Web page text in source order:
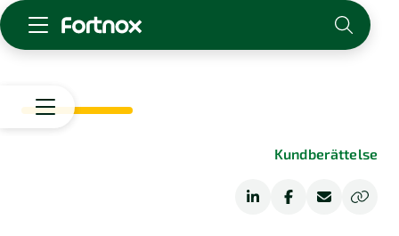
Skaffa Fortnox
Kundberättelse